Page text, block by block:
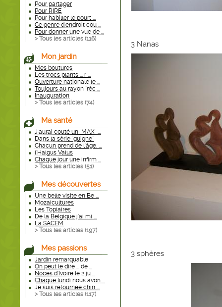
Pour partager
Pour RIRE
Pour habiller le pourt ...
Ce genre d'endroit cou ...
Pour donner une vue de ...
> Tous les articles (116)
Mon jardin
Mes boutures
Les trocs plants ... r ...
Ouverture nationale le ...
Toujours au rayon "réc ...
Inauguration
> Tous les articles (74)
Ma santé
J'aurai couté un "MAX" ...
Dans la série "guigne"
Chacun prend de l'âge. ...
l'Halgus Valus
Chaque jour une infirm ...
> Tous les articles (51)
Mes découvertes
Une belle visite en Be ...
Mozaicultures
Les Topiaires
De la Belgique j'ai mi ...
La SACEM
> Tous les articles (197)
Mes passions
Jardin remarquable
On peut le dire ... de ...
Noces d'Ivoire le 2 ju ...
Chaque lundi nous avon ...
Je suis retournée chin ...
> Tous les articles (117)
3 Nanas
3 sphères